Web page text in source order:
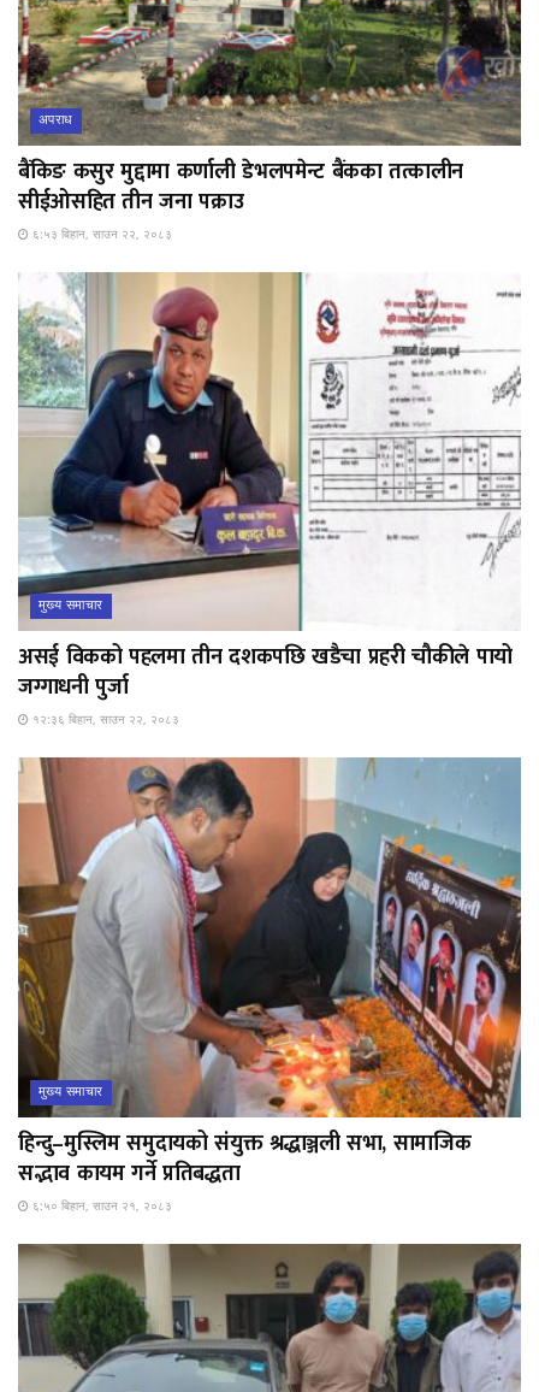
अपराध
बैंकिङ कसुर मुद्दामा कर्णाली डेभलपमेन्ट बैंकका तत्कालीन
सीईओसहित तीन जना पक्राउ
६:५३ बिहान, साउन २२, २०८३
मुख्य समाचार
असई विकको पहलमा तीन दशकपछि खडैचा प्रहरी चौकीले पायो
जग्गाधनी पुर्जा
१२:३६ बिहान, साउन २२, २०८३
मुख्य समाचार
हिन्दु–मुस्लिम समुदायको संयुक्त श्रद्धाञ्जली सभा, सामाजिक
सद्भाव कायम गर्ने प्रतिबद्धता
६:५० बिहान, साउन २१, २०८३